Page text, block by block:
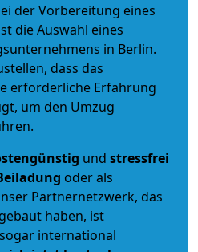
der Vorbereitung eines
die Auswahl eines
in Berlin.
dass das
erforderliche Erfahrung
um den Umzug
und stressfrei
oder als
Partnernetzwerk, das
haben, ist
international